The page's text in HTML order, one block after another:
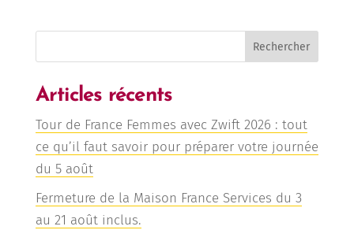
Rechercher
Articles récents
Tour de France Femmes avec Zwift 2026 : tout
ce qu’il faut savoir pour préparer votre journée
du 5 août
Fermeture de la Maison France Services du 3
au 21 août inclus.